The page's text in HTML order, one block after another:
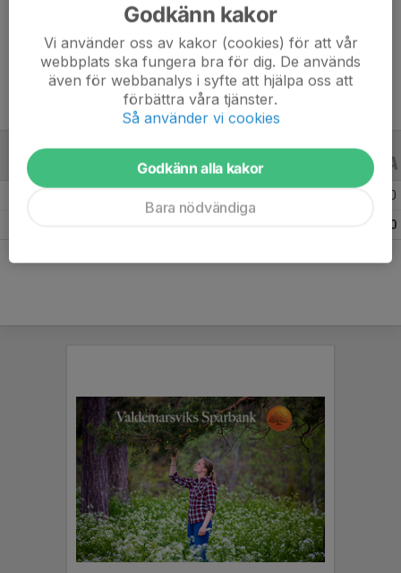
Forward
Ålder
13 år
ALLA SERIER ALLA ÅR
0
0
Godkänn kakor
Vi använder oss av kakor (cookies) för att vår
webbplats ska fungera bra för dig. De används
även för webbanalys i syfte att hjälpa oss att
förbättra våra tjänster.
Så använder vi cookies
Godkänn alla kakor
Bara nödvändiga